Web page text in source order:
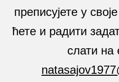
преписујете у
ћете и радити
слати на